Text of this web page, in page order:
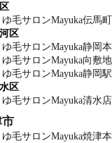
ゆ毛サロンMayuka伝馬
区
ゆ毛サロンMayuka静岡
ゆ毛サロンMayuka向敷
ゆ毛サロンMayuka静岡
区
ゆ毛サロンMayuka清水店
ゆ毛サロンMayuka焼津